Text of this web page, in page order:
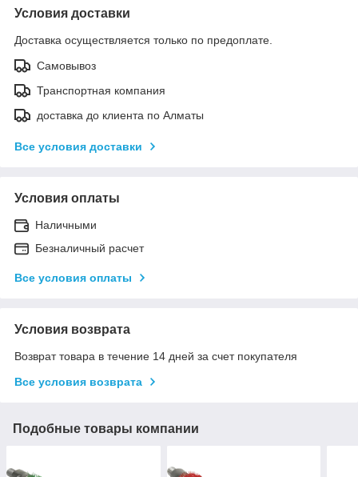
Условия доставки
Доставка осуществляется только по предоплате.
Самовывоз
Транспортная компания
доставка до клиента по Алматы
Все условия доставки
Условия оплаты
Наличными
Безналичный расчет
Все условия оплаты
Условия возврата
Возврат товара в течение 14 дней за счет покупателя
Все условия возврата
Подобные товары компании